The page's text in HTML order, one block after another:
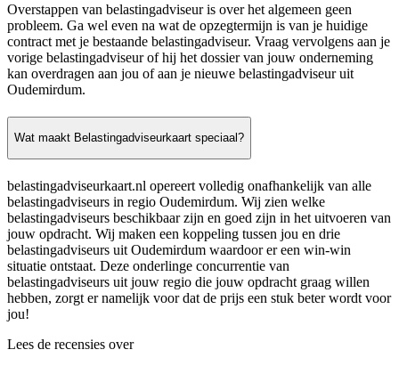
Overstappen van belastingadviseur is over het algemeen geen
probleem. Ga wel even na wat de opzegtermijn is van je huidige
contract met je bestaande belastingadviseur. Vraag vervolgens aan je
vorige belastingadviseur of hij het dossier van jouw onderneming
kan overdragen aan jou of aan je nieuwe belastingadviseur uit
Oudemirdum.
Wat maakt Belastingadviseurkaart speciaal?
belastingadviseurkaart.nl opereert volledig onafhankelijk van alle
belastingadviseurs in regio Oudemirdum. Wij zien welke
belastingadviseurs beschikbaar zijn en goed zijn in het uitvoeren van
jouw opdracht. Wij maken een koppeling tussen jou en drie
belastingadviseurs uit Oudemirdum waardoor er een win-win
situatie ontstaat. Deze onderlinge concurrentie van
belastingadviseurs uit jouw regio die jouw opdracht graag willen
hebben, zorgt er namelijk voor dat de prijs een stuk beter wordt voor
jou!
Lees de recensies over